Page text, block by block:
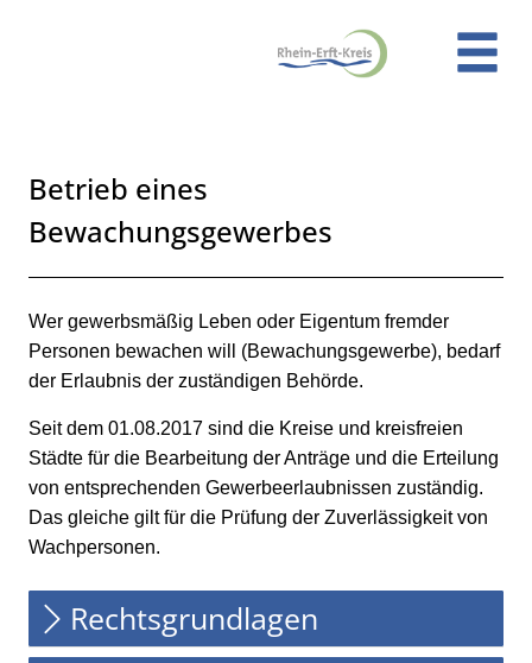
Betrieb eines
Bewachungsgewerbes
Beschreibung
Wer gewerbsmäßig Leben oder Eigentum fremder
Personen bewachen will (Bewachungsgewerbe), bedarf
der Erlaubnis der zuständigen Behörde.
Seit dem 01.08.2017 sind die Kreise und kreisfreien
Städte für die Bearbeitung der Anträge und die Erteilung
von entsprechenden Gewerbeerlaubnissen zuständig.
Das gleiche gilt für die Prüfung der Zuverlässigkeit von
Wachpersonen.
Rechtsgrundlagen